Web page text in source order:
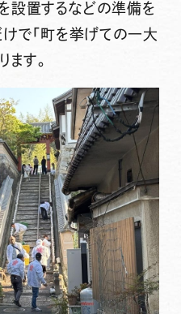
設置するなどの準備を
けで「町を挙げての一大
ます。